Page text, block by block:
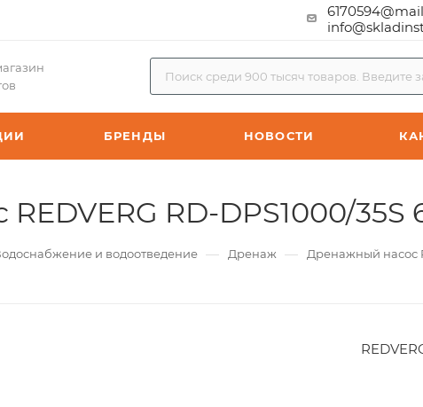
БРЕНДЫ НОВОСТИ
RD-DPS1000/35S
и водоотведение — Дренаж — Дренажный насос